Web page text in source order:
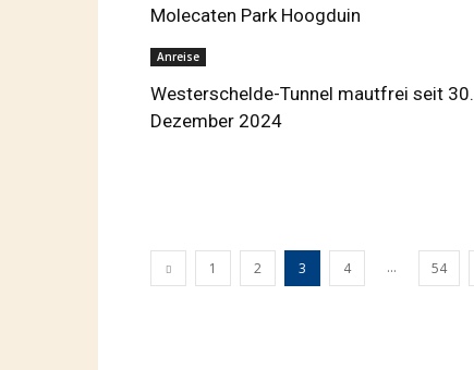
Molecaten Park Hoogduin
Anreise
Westerschelde-Tunnel mautfrei seit 30.
Dezember 2024
1 2 3 4 ... 54